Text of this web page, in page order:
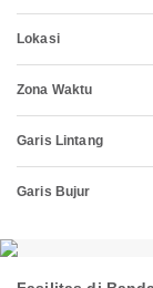
Lokasi
Zona Waktu
Garis Lintang
Garis Bujur